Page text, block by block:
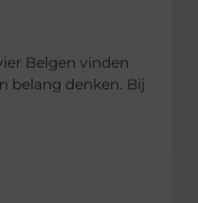
Belgen vinden
belang denken. Bij